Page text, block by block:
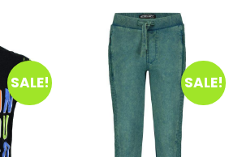
SALE! SALE!